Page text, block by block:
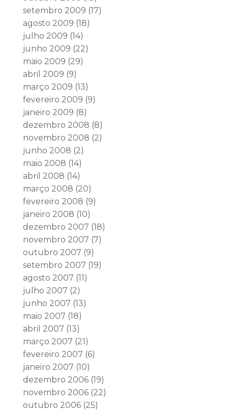
setembro 2009 (17)
agosto 2009 (18)
julho 2009 (14)
junho 2009 (22)
maio 2009 (29)
abril 2009 (9)
março 2009 (13)
fevereiro 2009 (9)
janeiro 2009 (8)
dezembro 2008 (8)
novembro 2008 (2)
junho 2008 (2)
maio 2008 (14)
abril 2008 (14)
março 2008 (20)
fevereiro 2008 (9)
janeiro 2008 (10)
dezembro 2007 (18)
novembro 2007 (7)
outubro 2007 (9)
setembro 2007 (19)
agosto 2007 (11)
julho 2007 (2)
junho 2007 (13)
maio 2007 (18)
abril 2007 (13)
março 2007 (21)
fevereiro 2007 (6)
janeiro 2007 (10)
dezembro 2006(19)
novembro 2006(22)
outubro 2006(25)